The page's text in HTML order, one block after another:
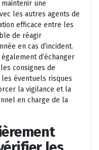
une
les autres agents de
efficace entre les
de réagir
en cas d’incident.
d’échanger
consignes de
éventuels risques
la vigilance et la
en charge de la